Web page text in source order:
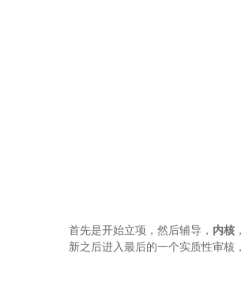
首先是开始立项，然后辅导， 内核
新之后进入最后的一个实质性审核